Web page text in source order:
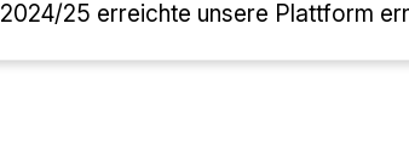
Scuole e università / Portali di